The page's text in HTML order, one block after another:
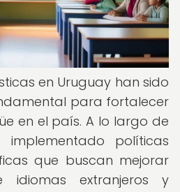
en Uruguay han sido
para fortalecer
en el país. A lo largo de
políticas
que buscan mejorar
idiomas extranjeros y